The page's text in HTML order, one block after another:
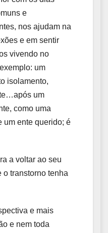
e
nos ajudam na
e em sentir
vivendo no
um
isolamento,
um
como uma
um ente querido; é
a voltar ao seu
o transtorno tenha
e mais
e nem toda